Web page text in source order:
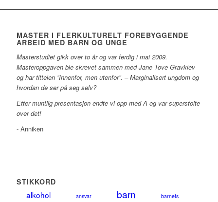
MASTER I FLERKULTURELT FOREBYGGENDE
ARBEID MED BARN OG UNGE
Masterstudiet gikk over to år og var ferdig i mai 2009.
Masteroppgaven ble skrevet sammen med Jane Tove Gravklev
og har tittelen ”Innenfor, men utenfor”. – Marginalisert ungdom og
hvordan de ser på seg selv?
Etter muntlig presentasjon endte vi opp med A og var superstolte
over det!
- Anniken
STIKKORD
alkohol ansvar barn
barnets